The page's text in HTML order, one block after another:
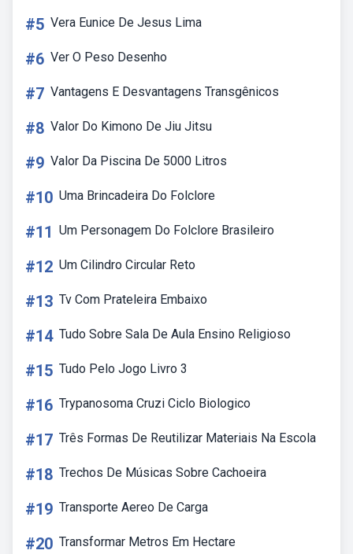
#5 Vera Eunice De Jesus Lima
#6 Ver O Peso Desenho
#7 Vantagens E Desvantagens Transgênicos
#8 Valor Do Kimono De Jiu Jitsu
#9 Valor Da Piscina De 5000 Litros
#10 Uma Brincadeira Do Folclore
#11 Um Personagem Do Folclore Brasileiro
#12 Um Cilindro Circular Reto
#13 Tv Com Prateleira Embaixo
#14 Tudo Sobre Sala De Aula Ensino Religioso
#15 Tudo Pelo Jogo Livro 3
#16 Trypanosoma Cruzi Ciclo Biologico
#17 Três Formas De Reutilizar Materiais Na Escola
#18 Trechos De Músicas Sobre Cachoeira
#19 Transporte Aereo De Carga
#20 Transformar Metros Em Hectare